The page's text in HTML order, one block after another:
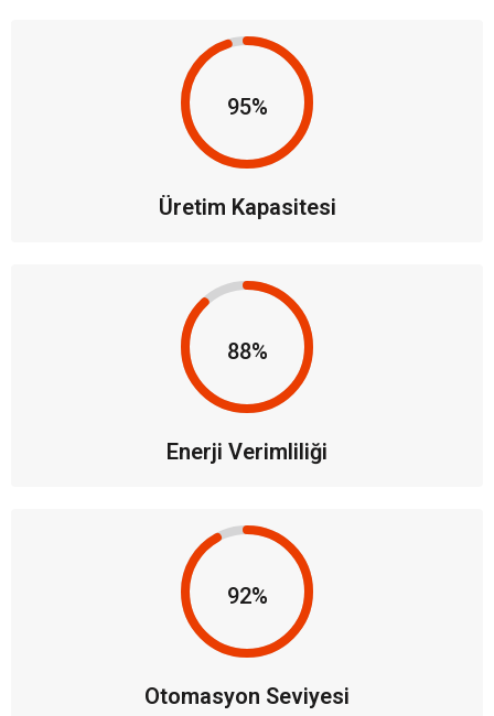
95%
Üretim Kapasitesi
88%
Enerji Verimliliği
92%
Otomasyon Seviyesi